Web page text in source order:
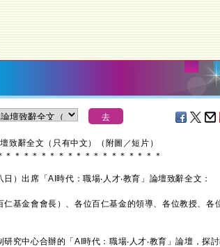
致辭全文（只有中文）（附圖／短片）
＊ ＊ ＊ ＊ ＊ ＊ ＊ ＊ ＊ ＊ ＊ ＊ ＊ ＊ ＊ ＊ ＊ ＊
出席「AI時代：職場‧人才‧教育」論壇致辭全文：
基金會會長）、各位百仁基金的領導、各位教授、各
中心合辦的「AI時代：職場‧人才‧教育」論壇，探